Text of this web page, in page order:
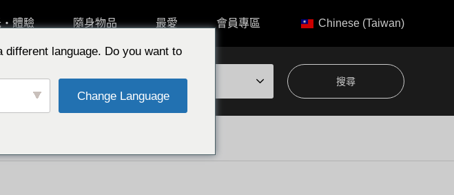
體驗 隨身物品 最愛 會員專區 Chinese (Taiwan)
從專題中選擇
language. Do you want to
Change Language